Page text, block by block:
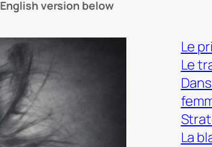
English version below
Le
Le
La